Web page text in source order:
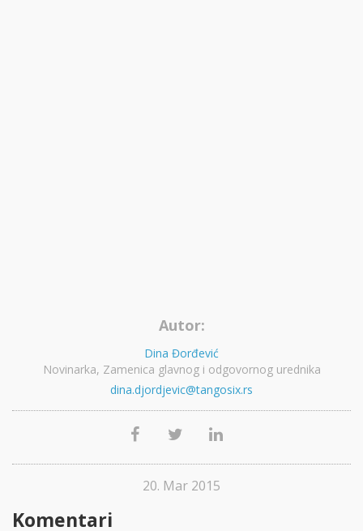
Autor:
Dina Đorđević
Novinarka, Zamenica glavnog i odgovornog urednika
dina.djordjevic@tangosix.rs
20. Mar 2015
Komentari